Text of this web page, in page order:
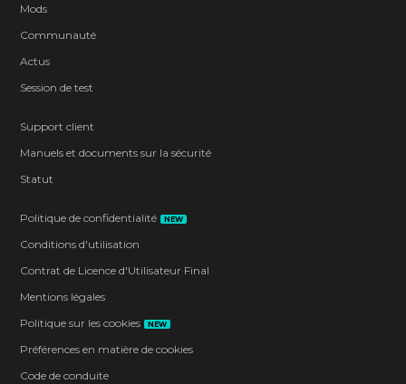
Mods
Communauté
Actus
Session de test
Support client
Manuels et documents sur la sécurité
Statut
Politique de confidentialité NEW
Conditions d'utilisation
Contrat de Licence d'Utilisateur Final
Mentions légales
Politique sur les cookies
NEW
Préférences en matière de cookies
Code de conduite